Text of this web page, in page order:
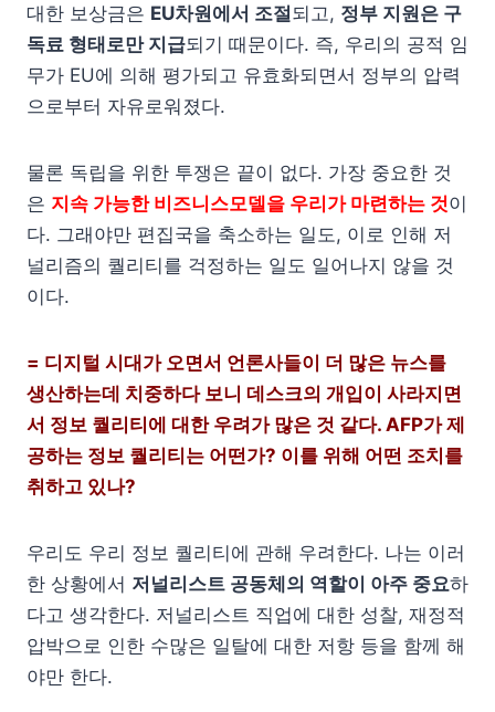
대한 보상금은 EU차원에서 조절되고, 정부 지원은 구
독료 형태로만 지급되기 때문이다. 즉, 우리의 공적 임
무가 EU에 의해 평가되고 유효화되면서 정부의 압력
으로부터 자유로워졌다.
물론 독립을 위한 투쟁은 끝이 없다. 가장 중요한 것
은 지속 가능한 비즈니스모델을 우리가 마련하는 것이
다. 그래야만 편집국을 축소하는 일도, 이로 인해 저
널리즘의 퀄리티를 걱정하는 일도 일어나지 않을 것
이다.
= 디지털 시대가 오면서 언론사들이 더 많은 뉴스를
생산하는데 치중하다 보니 데스크의 개입이 사라지면
서 정보 퀄리티에 대한 우려가 많은 것 같다. AFP가 제
공하는 정보 퀄리티는 어떤가? 이를 위해 어떤 조치를
취하고 있나?
우리도 우리 정보 퀄리티에 관해 우려한다. 나는 이러
한 상황에서 저널리스트 공동체의 역할이 아주 중요하
다고 생각한다. 저널리스트 직업에 대한 성찰, 재정적
압박으로 인한 수많은 일탈에 대한 저항 등을 함께 해
야만 한다.